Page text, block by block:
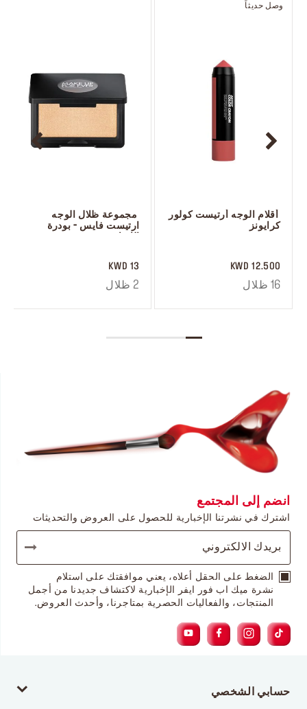
13 KWD
2 ظلال
وصل حديثاً
كرايونز
12.500 KWD
16 ظلال
انضم إلى المجتمع
اشترك في نشرتنا الإخبارية للحصول على العروض والتحديثات
الضغط على الحقل أعلاه، يعني موافقتك على استلام
نشرة ميك اب فور ايفر الإخبارية لاكتشاف جديدنا من أجمل
المنتجات، والفعاليات الحصرية بمتاجرنا، وأحدث العروض.
حسابي الشخصي